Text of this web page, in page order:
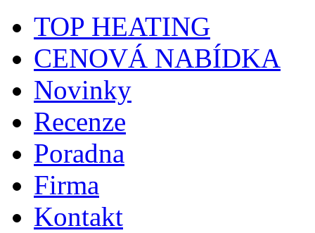
TOP HEATING
CENOVÁ NABÍDKA
Novinky
Recenze
Poradna
Firma
Kontakt